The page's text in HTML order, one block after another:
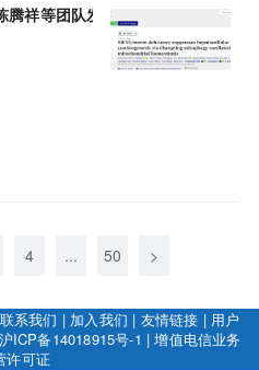
祥等团队发现肝癌发展的“隐藏油
4 ... 50 >
联系我们 | 加入我们 | 友情链接 | 用户
沪ICP备14018915号-1 |增值电信业务
许可证